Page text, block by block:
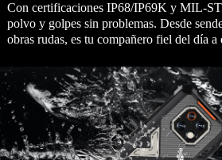
Con certificaciones IP68/IP69K y MIL-
polvo y golpes sin problemas. Desde
obras rudas, es tu compañero fiel del día a